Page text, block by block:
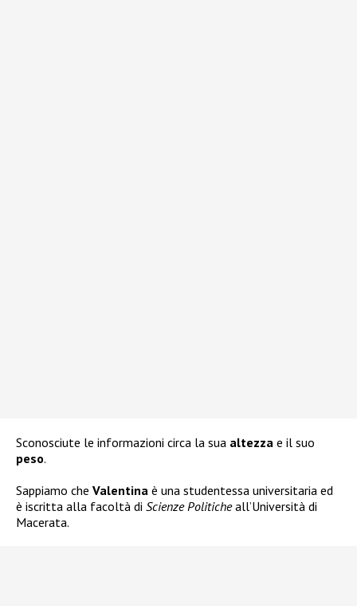
Sconosciute le informazioni circa la sua altezza e il suo
peso.
Sappiamo che Valentina è una studentessa universitaria ed
è iscritta alla facoltà di Scienze Politicheall’Università di
Macerata.